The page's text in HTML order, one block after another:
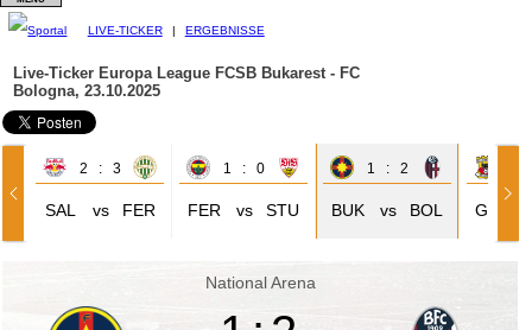
LIVE-TICKER | ERGEBNISSE
Live-Ticker Europa League FCSB Bukarest - FC
Bologna, 23.10.2025
2 : 3
SAL vs FER
1 : 0
FER vs STU
1 : 2
BUK vs BOL GAE
National Arena